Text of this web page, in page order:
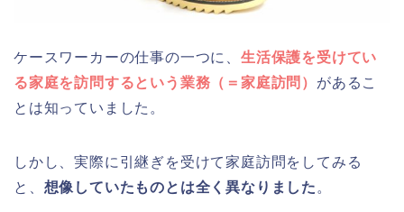
ケースワーカーの仕事の一つに、 生活保護を受けてい
る家庭を訪問するという業務（＝家庭訪問） があるこ
とは知っていました。
しかし、実際に引継ぎを受けて家庭訪問をしてみる
と、 想像していたものとは全く異なりました 。